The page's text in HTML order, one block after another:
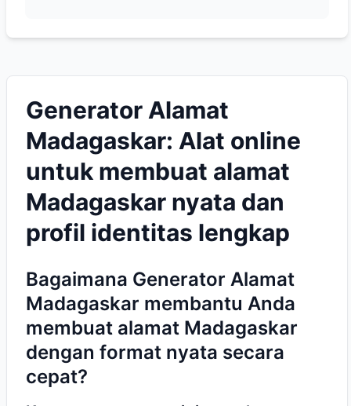
Generator Alamat
Madagaskar: Alat online
untuk membuat alamat
Madagaskar nyata dan
profil identitas lengkap
Bagaimana Generator Alamat
Madagaskar membantu Anda
membuat alamat Madagaskar
dengan format nyata secara
cepat?